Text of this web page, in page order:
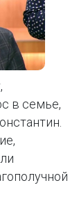
в семье,